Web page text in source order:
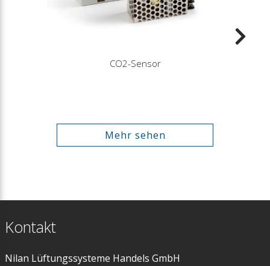
CO2-Sensor
Mehr sehen
Kontakt
Nilan Lüftungssysteme Handels GmbH